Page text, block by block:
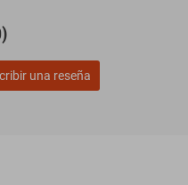
una reseña